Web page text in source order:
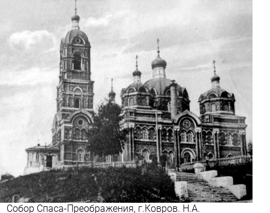
Собор Спаса-Преображения, г.Ковров. Н.А.